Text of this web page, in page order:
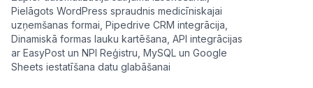
Pielāgots WordPress spraudnis medicīniskajai
uzņemšanas formai, Pipedrive CRM integrācija,
Dinamiskā formas lauku kartēšana, API integrācijas
ar EasyPost un NPI Reģistru, MySQL un Google
Sheets iestatīšana datu glabāšanai